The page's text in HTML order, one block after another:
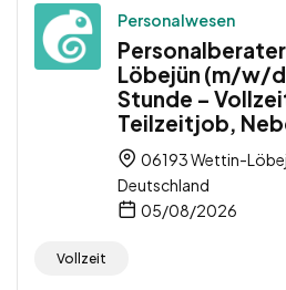
Personalwesen
Löbejün (m/w/
Stunde –
Teilzeitjob,
06193 Wettin-
Deutschland
05/08/2026
Vollzeit